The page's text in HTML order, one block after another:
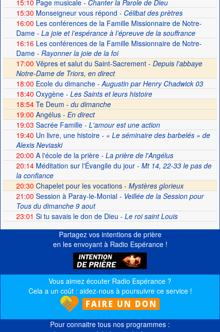
15:10 Page musicale- Chanter la Parole de Dieu
15:30 Monseigneur vous répond - Célibat des prètres
16:00 Les conférences de la Famille Missionnaire de Notre-
Dame- La joie et l’espérance à l’épreuve de la souffrance
16:16Les conférences de la Famille Missionnaire de Notre-
Dame- Rayonner la joie de la foi
17:00 Vêpres et salut du Saint-Sacrement - Depuis l'abbaye
Notre-Dame de Triors, en direct
18:00 Ecole du dimanche- Augustin par Henry Chadwick 03
18:40 Oxygène- Les Saints et leurs histoire
18:54Te Deum - du dimanche
19:00 Angélus - En direct
19:03 Sacrée Famille- L'amour est une action
19:40 Un livre, une histoire- « Le séminaire des barbelés » de
Alexis Neviaski
20:00 A l'école de la prière- La prière de l'Angélus
20:14Méditation sur l'Évangile du jour- Mt 14, 22-33 le pas de
la confiance
20:30 Chapelet pour les vocations - Mystères glorieux
21:00 Session à Paray-le-Monial- Veillée de la Session pour
Tous du dimanche 9 aout
23:01 Si tu savais le don de Dieu - Le roi saint Louis
Partagez vos intentions de prière
en les envoyant à Radio Espérance !
Vous aimez écouter Radio Espérance ?
Cela a un coût : aidez-nous à poursuivre ce service !
Pour connaitre tous nos programmes :